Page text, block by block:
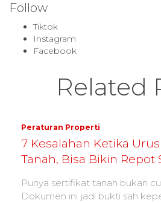
Follow
Tiktok
Instagram
Facebook
Related
Peraturan Properti
7 Kesalahan Ketika
Tanah, Bisa Bikin Repot
Punya sertifikat tanah bukan
Dokumen ini jadi bukti sah